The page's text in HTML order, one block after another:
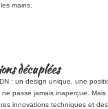
mains.
décuplées
: un design unique, une
passe jamais inaperçue.
innovations techniques et